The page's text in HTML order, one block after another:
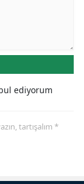
ediyorum
tartışalım *